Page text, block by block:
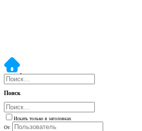
Поиск
Искать только в заголовках
От: